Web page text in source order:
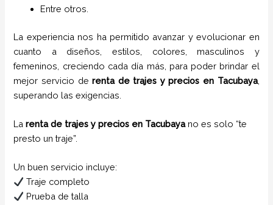
Entre otros.
La experiencia nos ha permitido avanzar y evolucionar en
cuanto a diseños, estilos, colores, masculinos y
femeninos, creciendo cada día más, para poder brindar el
mejor servicio derenta de trajes y precios en Tacubaya,
superando las exigencias.
Larenta de trajes y precios en Tacubaya no es solo “te
presto un traje”.
Un buen servicio incluye:
Traje completo
Prueba de talla